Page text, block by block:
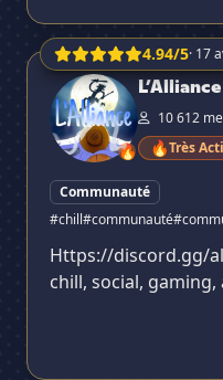
4.94/5· 17
L’Alliance🍹
🔥
10 612
🔥Très
Communauté
#chill#communauté
Https://discord.gg/
chill, social, gaming,